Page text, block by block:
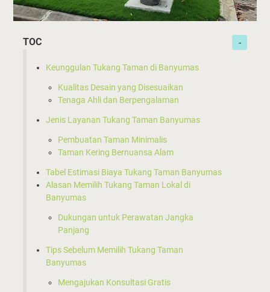
TOC
Keunggulan Tukang Taman di Banyumas
Kualitas Desain yang Disesuaikan
Tenaga Ahli dan Berpengalaman
Jenis Layanan Tukang Taman Banyumas
Pembuatan Taman Minimalis
Taman Kering Bernuansa Alam
Tabel Estimasi Biaya Tukang Taman Banyumas
Alasan Memilih Tukang Taman Lokal di
Banyumas
Dukungan untuk Perawatan Jangka
Panjang
Tips Sebelum Memilih Tukang Taman
Banyumas
Mengajukan Konsultasi Gratis